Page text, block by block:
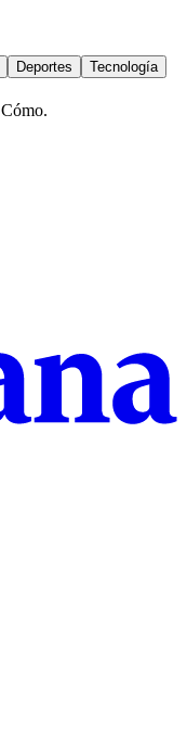
Deportes
Tecnología
Cómo.